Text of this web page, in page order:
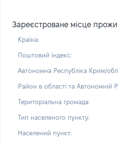
Зареєстроване місце
Країна:
Поштовий індекс:
Автономна Республіка Крим/
Район в області та Автономній
Територіальна громада:
Тип населеного пункту:
Населений пункт: